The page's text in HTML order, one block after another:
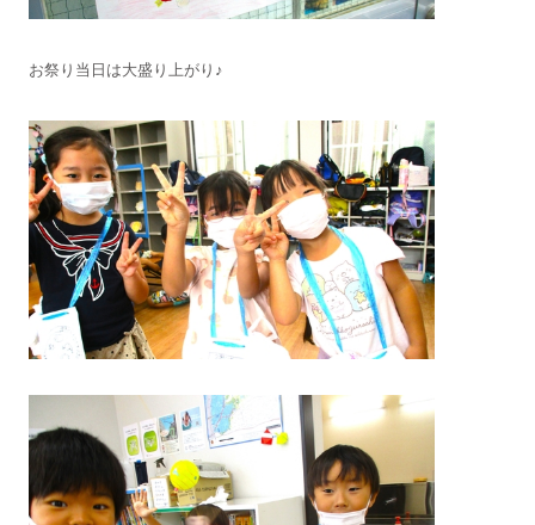
お祭り当日は大盛り上がり♪